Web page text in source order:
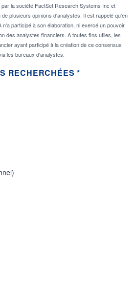
la société FactSet Research Systems Inc et
plusieurs opinions d'analystes. Il est rappelé qu'en
participé à son élaboration, ni exercé un pouvoir
des analystes financiers. A toutes fins utiles, les
ayant participé à la création de ce consensus
les bureaux d'analystes.
RECHERCHÉES *